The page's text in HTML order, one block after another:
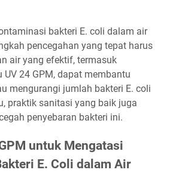
bakteri E. coli dalam air
pencegahan yang tepat harus
air yang efektif, termasuk
24 GPM, dapat membantu
mengurangi jumlah bakteri E. coli
praktik sanitasi yang baik juga
penyebaran bakteri ini.
untuk Mengatasi
E. Coli dalam Air